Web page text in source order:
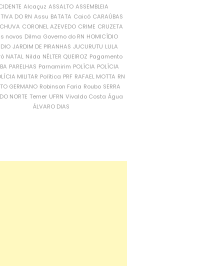
Alcaçuz ASSALTO ASSEMBLEIA
DO RN Assu BATATA Caicó CARAÚBAS
CORONEL AZEVEDO CRIME CRUZETA
novos Dilma Governo do RN HOMICÍDIO
JARDIM DE PIRANHAS JUCURUTU LULA
NATAL Nilda NÉLTER QUEIROZ Pagamento
PARELHAS Parnamirim POLÍCIA POLÍCIA
MILITAR Política PRF RAFAEL MOTTA RN
GERMANO Robinson Faria Roubo SERRA
NORTE Temer UFRN Vivaldo Costa Água
ÁLVARO DIAS